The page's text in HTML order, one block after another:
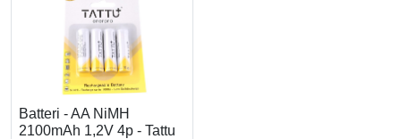
Batteri - AA NiMH
2100mAh 1,2V 4p - Tattu